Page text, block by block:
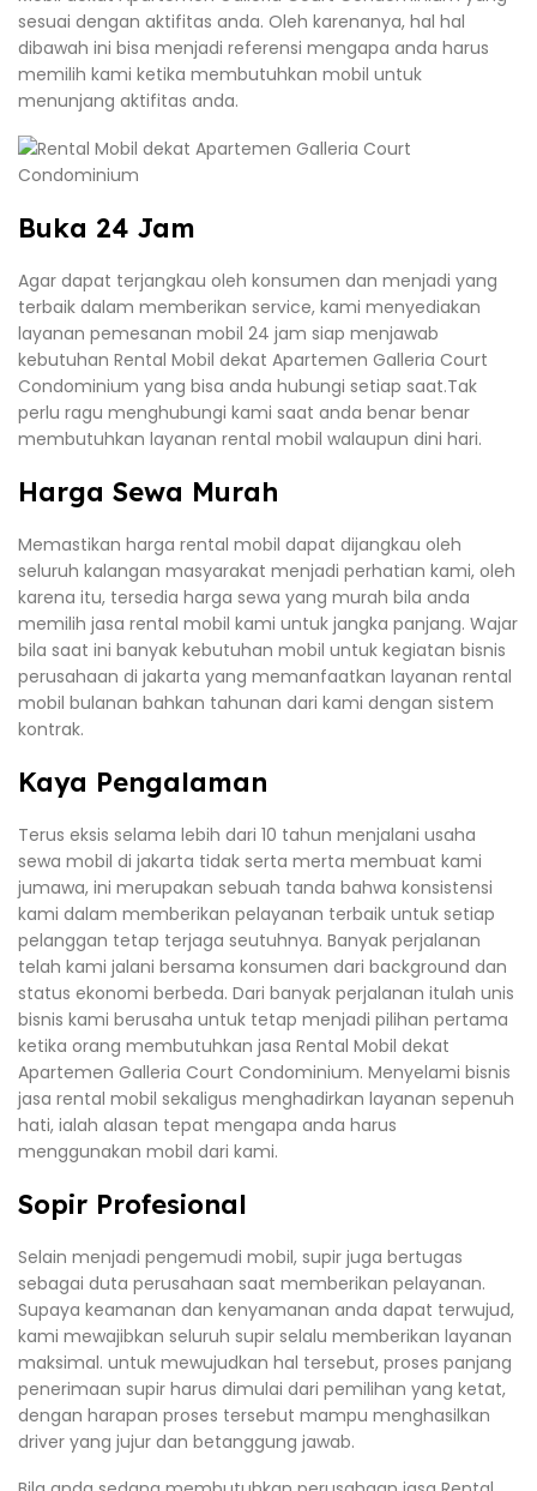
sesuai dengan aktifitas anda. Oleh karenanya, hal hal
dibawah ini bisa menjadi referensi mengapa anda harus
memilih kami ketika membutuhkan mobil untuk
menunjang aktifitas anda.
Buka 24 Jam
Agar dapat terjangkau oleh konsumen dan menjadi yang
terbaik dalam memberikan service, kami menyediakan
layanan pemesanan mobil 24 jam siap menjawab
kebutuhan Rental Mobil dekat Apartemen Galleria Court
Condominium yang bisa anda hubungi setiap saat.Tak
perlu ragu menghubungi kami saat anda benar benar
membutuhkan layanan rental mobil walaupun dini hari.
Harga Sewa Murah
Memastikan harga rental mobil dapat dijangkau oleh
seluruh kalangan masyarakat menjadi perhatian kami, oleh
karena itu, tersedia harga sewa yang murah bila anda
memilih jasa rental mobil kami untuk jangka panjang. Wajar
bila saat ini banyak kebutuhan mobil untuk kegiatan bisnis
perusahaan di jakarta yang memanfaatkan layanan rental
mobil bulanan bahkan tahunan dari kami dengan sistem
kontrak.
Kaya Pengalaman
Terus eksis selama lebih dari 10 tahun menjalani usaha
sewa mobil di jakarta tidak serta merta membuat kami
jumawa, ini merupakan sebuah tanda bahwa konsistensi
kami dalam memberikan pelayanan terbaik untuk setiap
pelanggan tetap terjaga seutuhnya. Banyak perjalanan
telah kami jalani bersama konsumen dari background dan
status ekonomi berbeda. Dari banyak perjalanan itulah unis
bisnis kami berusaha untuk tetap menjadi pilihan pertama
ketika orang membutuhkan jasa Rental Mobil dekat
Apartemen Galleria Court Condominium. Menyelami bisnis
jasa rental mobil sekaligus menghadirkan layanan sepenuh
hati, ialah alasan tepat mengapa anda harus
menggunakan mobil dari kami.
Sopir Profesional
Selain menjadi pengemudi mobil, supir juga bertugas
sebagai duta perusahaan saat memberikan pelayanan.
Supaya keamanan dan kenyamanan anda dapat terwujud,
kami mewajibkan seluruh supir selalu memberikan layanan
maksimal. untuk mewujudkan hal tersebut, proses panjang
penerimaan supir harus dimulai dari pemilihan yang ketat,
dengan harapan proses tersebut mampu menghasilkan
driver yang jujur dan betanggung jawab.